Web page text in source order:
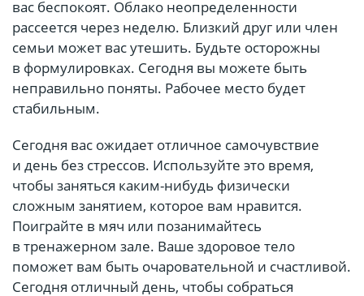
вас беспокоят. Облако неопределенности
рассеется через неделю. Близкий друг или член
семьи может вас утешить. Будьте осторожны
в формулировках. Сегодня вы можете быть
неправильно поняты. Рабочее место будет
стабильным.
Сегодня вас ожидает отличное самочувствие
и день без стрессов. Используйте это время,
чтобы заняться каким-нибудь физически
сложным занятием, которое вам нравится.
Поиграйте в мяч или позанимайтесь
в тренажерном зале. Ваше здоровое тело
поможет вам быть очаровательной и счастливой.
Сегодня отличный день, чтобы собраться